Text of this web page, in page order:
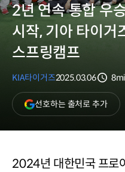
2년 연속 통합 우
시작, 기아 타이
스프링캠프
KIA타이거즈2025.03.06
선호하는 출처로 추가(새
창
열림)
2024년 대한민국 프로